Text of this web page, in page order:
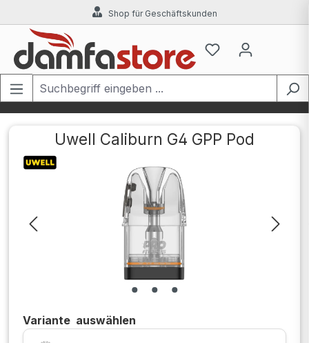
Zum Hauptinhalt springenShop für Geschäftskunden
Uwell Caliburn G4 GPP Pod
Bildergalerie überspringen
Variante auswählen